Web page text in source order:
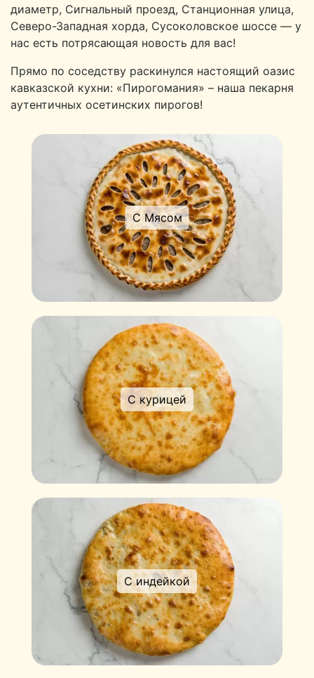
диаметр, Сигнальный проезд, Станционная улица,
Северо-Западная хорда, Сусоколовское шоссе — у
нас есть потрясающая новость для вас!
Прямо по соседству раскинулся настоящий оазис
кавказской кухни: «Пирогомания» – наша пекарня
аутентичных осетинских пирогов!
С Мясом
С курицей
С индейкой